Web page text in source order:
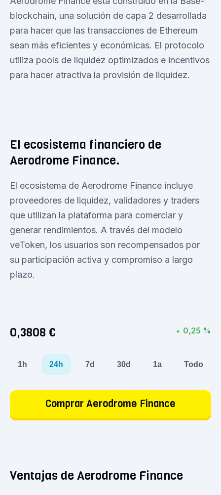
blockchain, una solución de capa 2 desarrollada
para hacer que las transacciones de Ethereum
sean más eficientes y económicas. El protocolo
utiliza pools de liquidez optimizados e incentivos
para hacer atractiva la provisión de liquidez.
El ecosistema financiero de
Aerodrome Finance.
El ecosistema de Aerodrome Finance incluye
proveedores de liquidez, validadores y traders
que utilizan la plataforma para comerciar y
generar rendimientos. A través del modelo
veToken, los usuarios son recompensados por
su participación activa y compromiso a largo
plazo.
0,3808 € ▲ 0,25 %
1h 24h 7d 30d 1a Todo
Comprar Aerodrome Finance
Ventajas de Aerodrome Finance